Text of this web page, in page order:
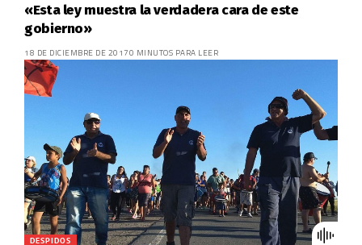
«Esta ley muestra la verdadera cara de este
gobierno»
18 DE DICIEMBRE DE 20170 MINUTOS PARA LEER
DESPIDOS